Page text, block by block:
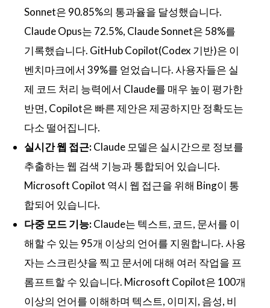
Sonnet은 90.85%의 통과율을 달성했습니다.
Claude Opus는 72.5%, Claude Sonnet은 58%를
기록했습니다. GitHub Copilot(Codex 기반)은 이
벤치마크에서 39%를 얻었습니다. 사용자들은 실
제 코드 처리 능력에서 Claude를 매우 높이 평가한
반면, Copilot은 빠른 제안은 제공하지만 정확도는
다소 떨어집니다.
실시간 웹 접근:Claude 모델은 실시간으로 정보를
추출하는 웹 검색 기능과 통합되어 있습니다.
Microsoft Copilot 역시 웹 접근을 위해 Bing이 통
합되어 있습니다.
다중 모드 기능:Claude는 텍스트, 코드, 문서를 이
해할 수 있는 95개 이상의 언어를 지원합니다. 사용
자는 스크린샷을 찍고 문서에 대해 여러 작업을 프
롬프트할 수 있습니다. Microsoft Copilot은 100개
이상의 언어를 이해하며 텍스트, 이미지, 음성, 비